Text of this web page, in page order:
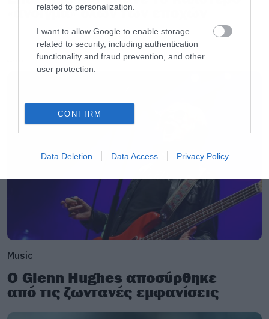
related to personalization.
I want to allow Google to enable storage
related to security, including authentication
functionality and fraud prevention, and other
user protection.
CONFIRM
Data Deletion Data Access Privacy Policy
«άνοιγμα» όλων των εποχών
Music
Ο Glenn Hughes αποσύρθηκε
από τις ζωντανές εμφανίσεις